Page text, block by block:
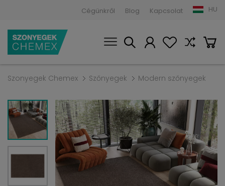
Cégünkről Blog Kapcsolat HU
Szonyegek Chemex Szőnyegek Modern szőnyegek